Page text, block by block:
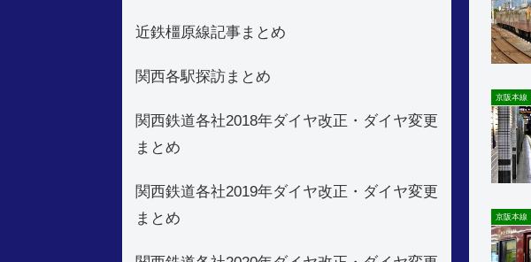
京阪本線
京阪本線
近鉄橿原線記事まとめ
関西各駅探訪まとめ
関西鉄道各社2018年ダイヤ改正・ダイヤ変更
まとめ
関西鉄道各社2019年ダイヤ改正・ダイヤ変更
まとめ